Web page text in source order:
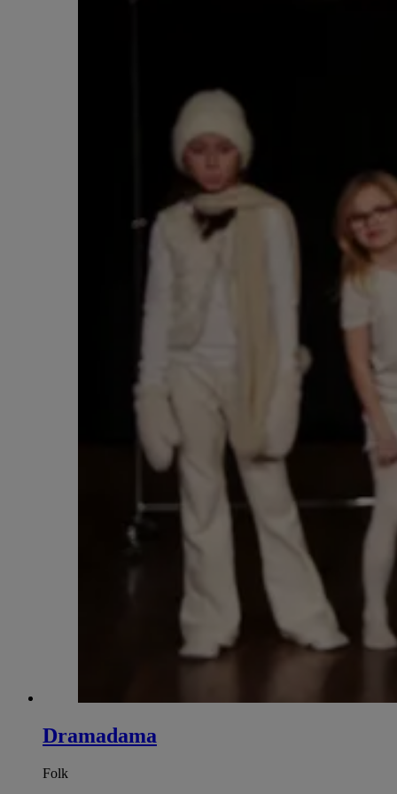
Dramadama
Folk